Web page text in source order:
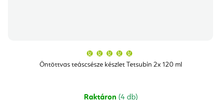
Öntöttvas teáscsésze készlet Tetsubin 2x 120 ml
átlagos
értékelése
csillag.
Raktáron (4 db)